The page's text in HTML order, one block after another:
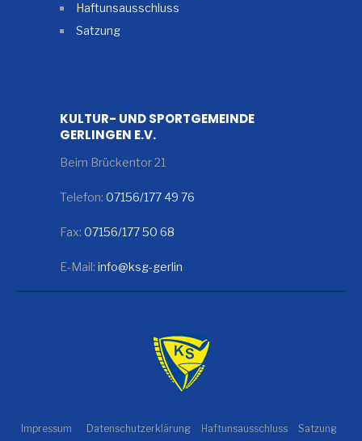
Haftunsausschluss
Satzung
KULTUR- UND SPORTGEMEINDE
GERLINGEN E.V.
Beim Brückentor 21
Telefon: 07156/177 49 76
Fax: 07156/177 50 68
E-Mail: info@ksg-gerlin
Impressum Datenschutzerklärung Haftunsausschluss Satzung